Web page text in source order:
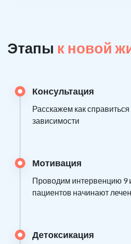
Этапы к новой
Консультация
Расскажем как
зависимости
Мотивация
Проводим интервенцию 9
пациентов начинают
Детоксикация